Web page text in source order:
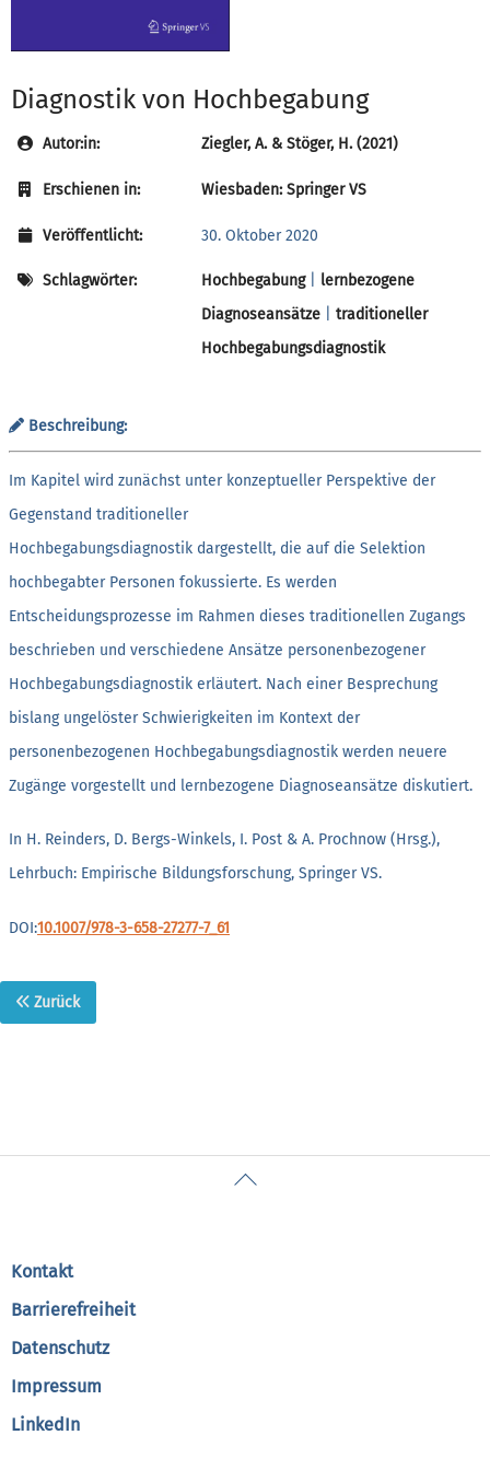
Diagnostik von Hochbegabung
Autor:in: Ziegler, A. & Stöger, H. (2021)
Erschienen in: Wiesbaden: Springer VS
Veröffentlicht: 30. Oktober 2020
Schlagwörter: Hochbegabung| lernbezogene
Diagnoseansätze
traditioneller
Hochbegabungsdiagnostik
Beschreibung:
Im Kapitel wird zunächst unter konzeptueller Perspektive der
Gegenstand traditioneller
Hochbegabungsdiagnostik dargestellt, die auf die Selektion
hochbegabter Personen fokussierte. Es werden
Entscheidungsprozesse im Rahmen dieses traditionellen Zugangs
beschrieben und verschiedene Ansätze personenbezogener
Hochbegabungsdiagnostik erläutert. Nach einer Besprechung
bislang ungelöster Schwierigkeiten im Kontext der
personenbezogenen Hochbegabungsdiagnostik werden neuere
Zugänge vorgestellt und lernbezogene Diagnoseansätze diskutiert.
In H. Reinders, D. Bergs-Winkels, I. Post & A. Prochnow (Hrsg.),
Lehrbuch: Empirische Bildungsforschung, Springer VS.
DOI:10.1007/978-3-658-27277-7_61
Zurück
Back
Kontakt
Barrierefreiheit
Datenschutz
Impressum
LinkedIn